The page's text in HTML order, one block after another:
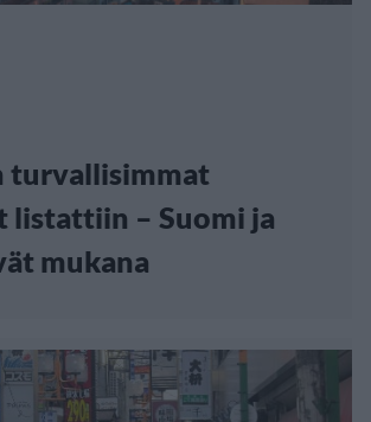
turvallisimmat
listattiin – Suomi ja
mukana